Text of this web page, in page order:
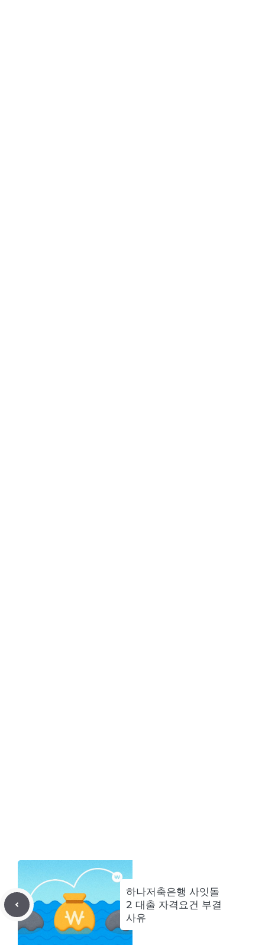
하나저축은행 사잇돌
2 대출 자격요건 부결
사유